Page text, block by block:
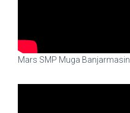
Mars SMP Muga Banjarmasin